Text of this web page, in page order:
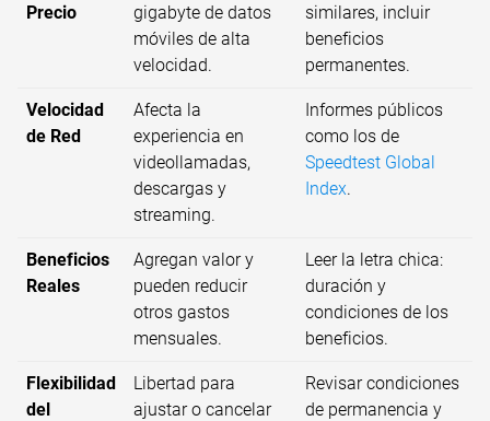
Precio
gigabyte de datos
móviles de alta
velocidad.
similares, incluir
beneficios
permanentes.
Velocidad
de Red
Afecta la
experiencia en
videollamadas,
descargas y
streaming.
Informes públicos
como los de
Speedtest Global
Index.
Beneficios
Reales
Agregan valor y
pueden reducir
otros gastos
mensuales.
Leer la letra chica:
duración y
condiciones de los
beneficios.
Flexibilidad
del
Libertad para
ajustar o cancelar
Revisar condiciones
de permanencia y